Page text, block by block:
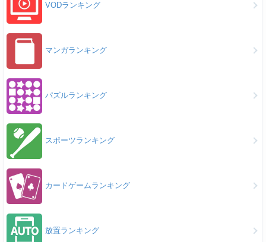
VODランキング
マンガランキング
パズルランキング
スポーツランキング
カードゲームランキング
放置ランキング